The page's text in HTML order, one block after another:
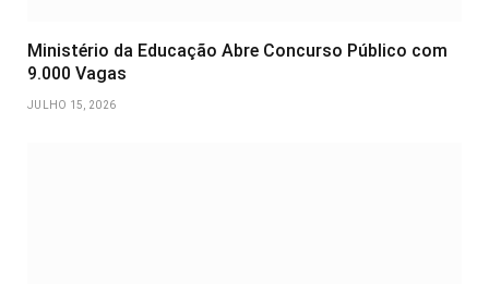
Ministério da Educação Abre Concurso Público com
9.000 Vagas
JULHO 15, 2026